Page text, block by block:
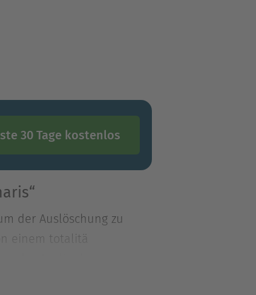
30 Tage kostenlos
der Auslöschung zu
einem totalitä
einem totalitären